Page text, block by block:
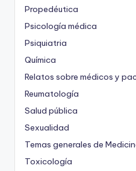
Propedéutica
Psicología médica
Psiquiatria
Química
Relatos sobre médicos y
Reumatología
Salud pública
Sexualidad
Temas generales de
Toxicología